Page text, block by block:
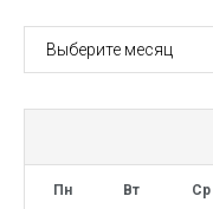
АРХИВ
Пн Вт Ср